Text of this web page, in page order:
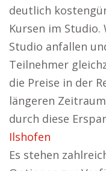
deutlich
Kursen im
Studio anfallen
Teilnehmer
die Preise in der
längeren
durch diese
Ilshofen
Es stehen